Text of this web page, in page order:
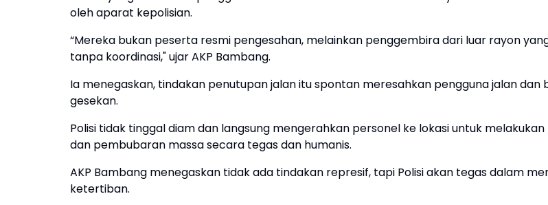
oleh aparat kepolisian.
“Mereka bukan peserta resmi pengesahan, melainkan penggembira dari luar rayon
tanpa koordinasi," ujar AKP Bambang.
Ia menegaskan, tindakan penutupan jalan itu spontan meresahkan pengguna jalan dan
gesekan.
Polisi tidak tinggal diam dan langsung mengerahkan personel ke lokasi untuk
dan pembubaran massa secara tegas dan humanis.
AKP Bambang menegaskan tidak ada tindakan represif, tapi Polisi akan tegas dalam
ketertiban.